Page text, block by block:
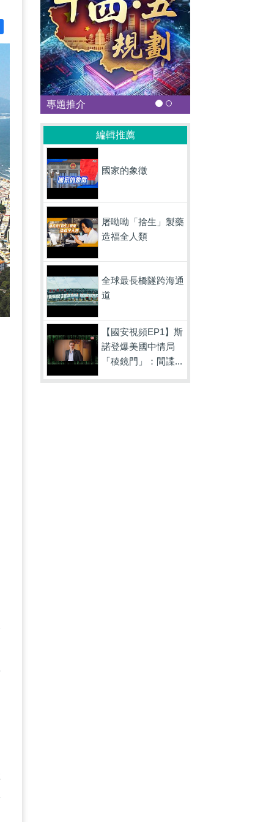
專題推介
編輯推薦
國家的象徵
屠呦呦「捨生」製藥
造福全人類
全球最長橋隧跨海通
道
【國安視頻EP1】斯
諾登爆美國中情局
「稜鏡門」：間諜...